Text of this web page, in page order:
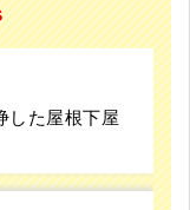
した屋根下屋